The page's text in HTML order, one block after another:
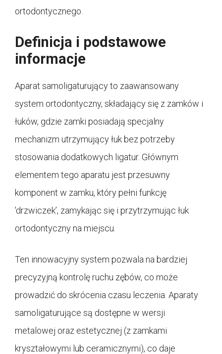
ortodontycznego.
Definicja i podstawowe
informacje
Aparat samoligaturujący to zaawansowany
system ortodontyczny, składający się z zamków i
łuków, gdzie zamki posiadają specjalny
mechanizm utrzymujący łuk bez potrzeby
stosowania dodatkowych ligatur. Głównym
elementem tego aparatu jest przesuwny
komponent w zamku, który pełni funkcję
'drzwiczek’, zamykając się i przytrzymując łuk
ortodontyczny na miejscu.
Ten innowacyjny system pozwala na bardziej
precyzyjną kontrolę ruchu zębów, co może
prowadzić do skrócenia czasu leczenia. Aparaty
samoligaturujące są dostępne w wersji
metalowej oraz estetycznej (z zamkami
kryształowymi lub ceramicznymi), co daje